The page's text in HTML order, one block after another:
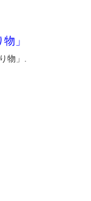
」
物」.